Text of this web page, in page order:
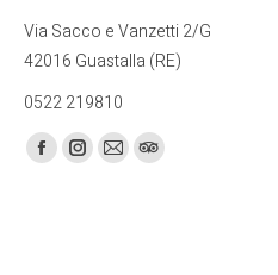
Via Sacco e Vanzetti 2/G
42016 Guastalla (RE)
0522 219810
Find us on:
Facebook
Instagram
MailTripAdvisor